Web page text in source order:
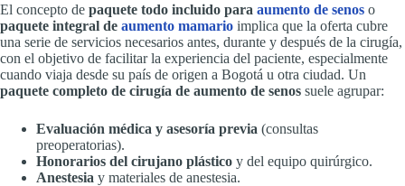
El concepto de paquete todo incluido para aumento de senos o
paquete integral de aumento mamario implica que la oferta cubre
una serie de servicios necesarios antes, durante y después de la cirugía,
con el objetivo de facilitar la experiencia del paciente, especialmente
cuando viaja desde su país de origen a Bogotá u otra ciudad. Un
paquete completo de cirugía de aumento de senos suele agrupar:
Evaluación médica y asesoría previa (consultas
preoperatorias).
Honorarios del cirujano plástico y del equipo quirúrgico.
Anestesia y materiales de anestesia.